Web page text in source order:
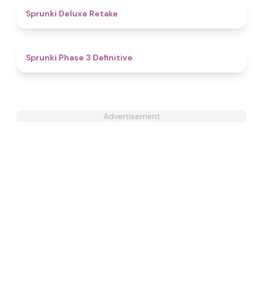
Sprunki Deluxe Retake
Sprunki Phase 3 Definitive
Advertisement